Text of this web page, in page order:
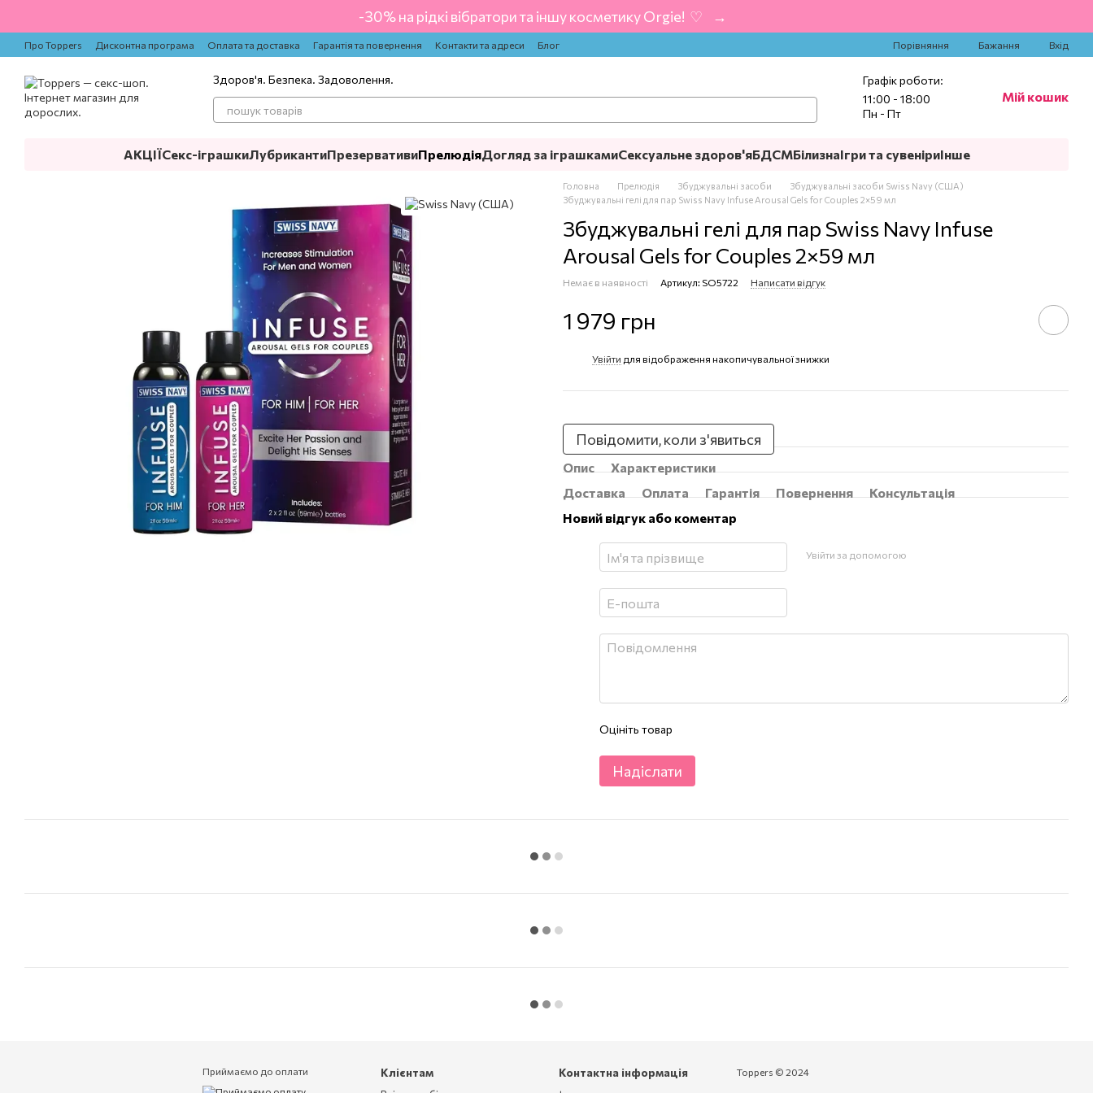
-30% на рідкі вібратори та іншу косметику Orgie! ‍ ♡ ‍ → ‍
Про Toppers Дисконтна програма Оплата та доставка Гарантія та повернення Контакти та адреси Блог Порівняння Бажання Вхід
Здоров'я. Безпека. Задоволення.
Графік роботи:
11:00 - 18:00
Пн - Пт
Мій кошик
АКЦІЇСекс-іграшкиЛубрикантиПрезервативиПрелюдіяДогляд за іграшкамиСексуальне здоров'яБДСМБілизнаІгри та сувеніриІнше
Головна Прелюдія Збуджувальні засоби
Збуджувальні засоби Swiss Navy (США)
Збуджувальні гелі для пар Swiss Navy Infuse Arousal Gels for Couples 2×59 мл
Збуджувальні гелі для пар Swiss Navy Infuse
Arousal Gels for Couples 2×59 мл
Немає в наявності Артикул: SO5722 Написати відгук
1 979 грн
Увійти для відображення накопичувальної знижки
Повідомити, коли з'явиться
Опис
Характеристики
Доставка
Оплата Гарантія Повернення
Консультація
Новий відгук або коментар
Увійти за допомогою
Оцініть товар
Надіслати
Приймаємо до оплати Клієнтам Контактна інформація Toppers © 2024